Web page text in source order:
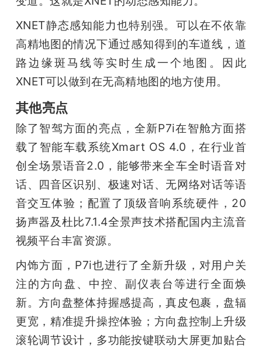
XNET静态感知能力也特别强。可以在不依靠
高精地图的情况下通过感知得到的车道线，道
路边缘斑马线等实时生成一个地图。因此
XNET可以做到在无高精地图的地方使用。
其他亮点
除了智驾方面的亮点，全新P7i在智舱方面搭
载了智能车载系统Xmart OS 4.0，在行业首
创全场景语音2.0，能够带来全车全时语音对
话、四音区识别、极速对话、无网络对话等语
音交互体验；配置了顶级音响系统硬件，20
扬声器及杜比7.1.4全景声技术搭配国内主流音
视频平台丰富资源。
内饰方面，P7i也进行了全新升级，对用户关
注的方向盘、中控、副仪表台等进行全面焕
新。方向盘整体持握感提高，真皮包裹，盘辐
更宽，精准提升操控体验；方向盘控制上升级
滚轮调节设计，多功能按键联动大屏更加贴合